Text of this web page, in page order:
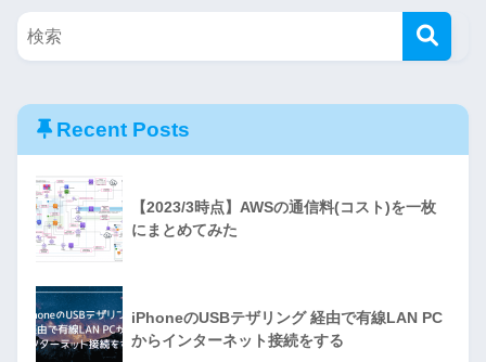
Recent Posts
【2023/3時点】AWSの通信料(コスト)を一枚
にまとめてみた
iPhoneのUSBテザリング 経由で有線LAN PC
からインターネット接続をする